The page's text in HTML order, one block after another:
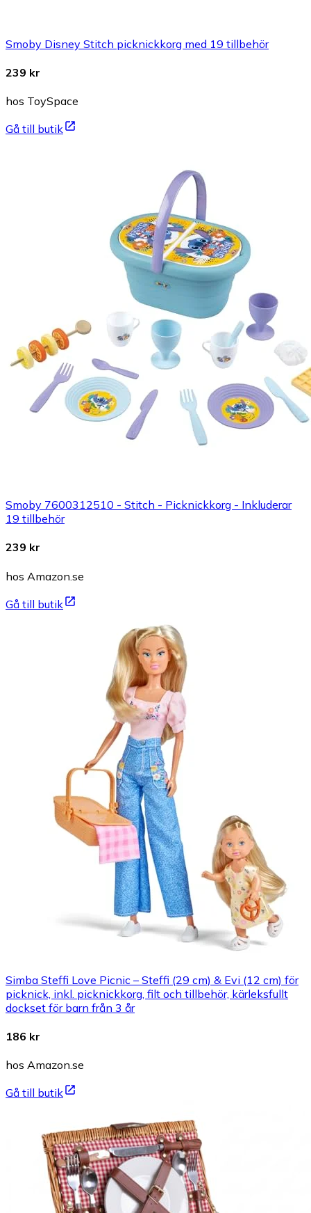
Smoby Disney Stitch picknickkorg med 19 tillbehör
239 kr
hos ToySpace
Gå till butik
Smoby 7600312510 - Stitch - Picknickkorg - Inkluderar
19 tillbehör
239 kr
hos Amazon.se
Gå till butik
Simba Steffi Love Picnic – Steffi (29 cm) & Evi (12 cm) för
picknick, inkl. picknickkorg, filt och tillbehör, kärleksfullt
dockset för barn från 3 år
186 kr
hos Amazon.se
Gå till butik